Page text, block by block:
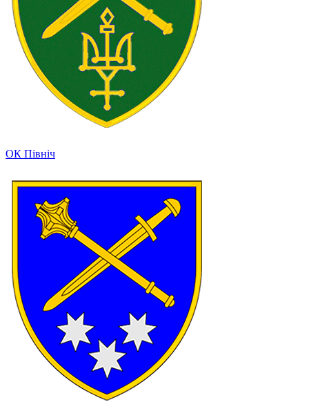
ОК Північ